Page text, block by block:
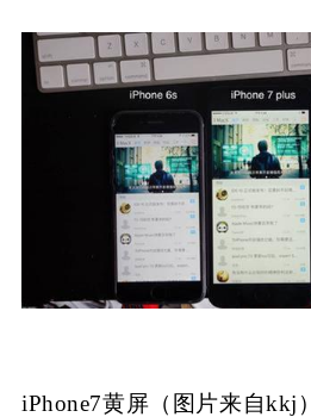
iPhone7黄屏（图片来自kkj）